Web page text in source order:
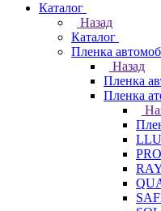
Каталог
Назад
Каталог
Пленка
Назад
Пленка
Пленка